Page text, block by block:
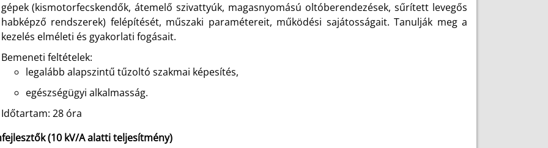
gépek (kismotorfecskendők, átemelő szivattyúk, magasnyomású oltóberendezések, sűrített levegős
habképző rendszerek) felépítését, műszaki paramétereit, működési sajátosságait. Tanulják meg a
kezelés elméleti és gyakorlati fogásait.
Bemeneti feltételek:
legalább alapszintű tűzoltó szakmai képesítés,
egészségügyi alkalmasság.
Időtartam: 28 óra
(10 kV/A alatti teljesítmény)